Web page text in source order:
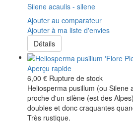
Silene acaulis - silene
Ajouter au comparateur
Ajouter à ma liste d'envies
Détails
Aperçu rapide
6,00 € Rupture de stock
Heliosperma pusillum (ou Silene
proche d'un silène (est des
doubles et donc craquantes
Très rustique.